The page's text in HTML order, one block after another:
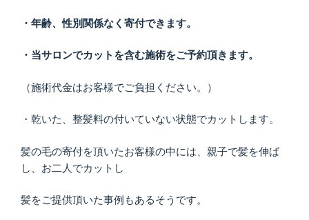
・年齢、性別関係なく寄付できます。
・当サロンでカットを含む施術をご予約頂きます。
（施術代金はお客様でご負担ください。）
・乾いた、整髪料の付いていない状態でカットします。
髪の毛の寄付を頂いたお客様の中には、親子で髪を伸ば
し、お二人でカットし
髪をご提供頂いた事例もあるそうです。